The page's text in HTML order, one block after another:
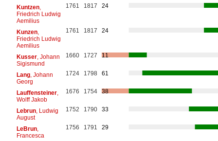
Kuntzen,
Friedrich Ludwig
Aemilius
1761 1817 24
Kunzen,
Friedrich Ludwig
Aemilius
1761 1817 24
Kusser, Johann
Sigismund
1660 1727 11
Lang, Johann
Georg
1724 1798 61
Lauffensteiner,
Wolff Jakob
1676 1754 38
Lebrun, Ludwig
August
1752 1790 33
LeBrun,
Francesca
1756 1791 29